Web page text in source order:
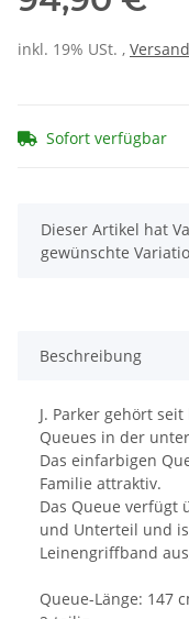
inkl. 19% USt. ,
Sofort verfügbar
x
Dieser Artikel hat
gewünschte
Beschreibung
J. Parker gehört
Queues in der
Das einfarbigen
Familie attraktiv.
Das Queue verfügt
und Unterteil und
Leinengriffband
Queue-Länge: 147